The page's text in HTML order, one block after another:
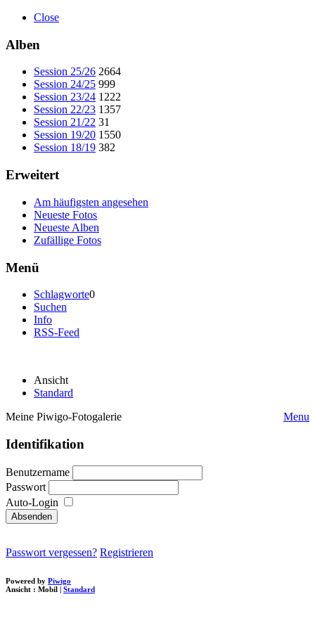
Close
Alben
Session 25/26 2664
Session 24/25 999
Session 23/24 1222
Session 22/23 1357
Session 21/22 31
Session 19/20 1550
Session 18/19 382
Erweitert
Am häufigsten angesehen
Neueste Fotos
Neueste Alben
Zufällige Fotos
Menü
Schlagworte0
Suchen
Info
RSS-Feed
Ansicht
Standard
Meine Piwigo-Fotogalerie
Menu
Identifikation
Benutzername
Passwort
Auto-Login
Passwort vergessen? Registrieren
Powered by Piwigo
Ansicht : Mobil | Standard